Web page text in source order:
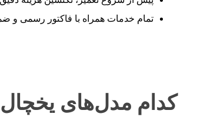
تمام خدمات همراه با فاکتور رسمی و
کدام مدل‌های